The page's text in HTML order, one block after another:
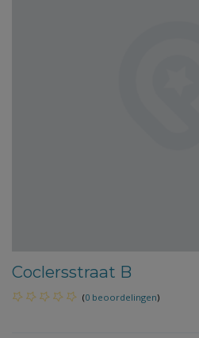
Coclersstraat B
(0 beoordelingen)